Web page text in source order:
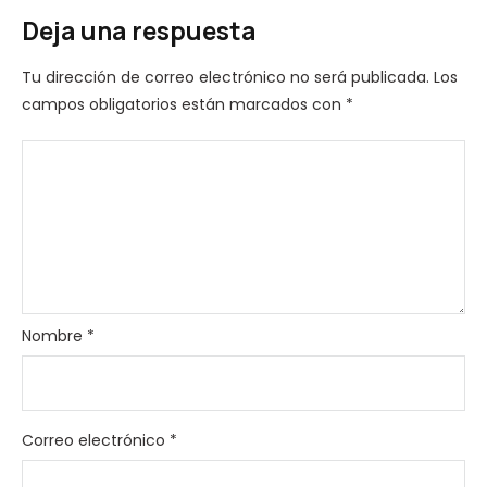
Deja una respuesta
Tu dirección de correo electrónico no será publicada. Los
campos obligatorios están marcados con *
Nombre *
Correo electrónico *